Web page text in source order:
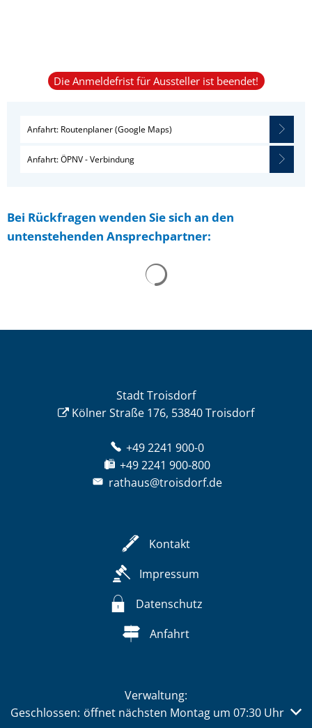
Die Anmeldefrist für Aussteller ist beendet!
Anfahrt: Routenplaner (Google Maps)
Anfahrt: ÖPNV - Verbindung
Bei Rückfragen wenden Sie sich an den
untenstehenden Ansprechpartner:
Stadt Troisdorf
Kölner Straße 176, 53840 Troisdorf
+49 2241 900-0
+49 2241 900-800
rathaus@troisdorf.de
Kontakt
Impressum
Datenschutz
Anfahrt
Verwaltung:
Klicken, um weitere Öffnungs- oder Schließzeiten
Geschlossen: öffnet nächsten Montag um 07:30 Uhr